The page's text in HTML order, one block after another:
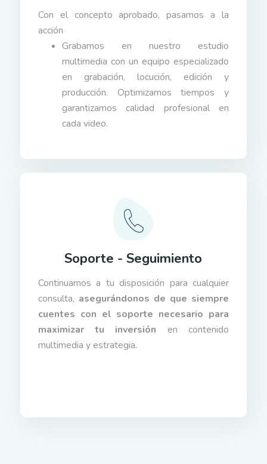
Con el concepto aprobado, pasamos a la
acción
Grabamos en nuestro estudio
multimedia con un equipo especializado
en grabación, locución, edición y
producción. Optimizamos tiempos y
garantizamos calidad profesional en
cada video.
Soporte - Seguimiento
Continuamos a tu disposición para cualquier
consulta, asegurándonos de que siempre
cuentes con el soporte necesario para
maximizar tu inversión en contenido
multimedia y estrategia.